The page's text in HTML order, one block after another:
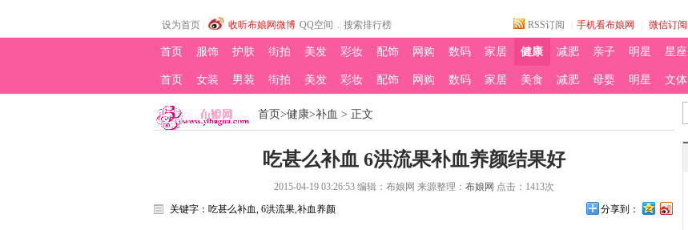
设为首页 收听布娘网微博 QQ空间 . 搜索排行榜 RSS订阅 手机看布娘网 微信订阅
首页 服饰 护肤 街拍 美发 彩妆 配饰 网购 数码 家居 健康 减肥 亲子 明星 星座
首页 女装 男装 街拍 美发 彩妆 配饰 网购 数码 家居 美食 减肥 母婴 明星 文体
娱乐 热点
首页>健康>补血 > 正文
吃甚么补血 6洪流果补血养颜结果好
2015-04-19 03:26:53 编辑：布娘网 来源整理： 布娘网 点击： 1413次
关键字： 吃甚么补血, 6洪流果,补血养颜 分享到：